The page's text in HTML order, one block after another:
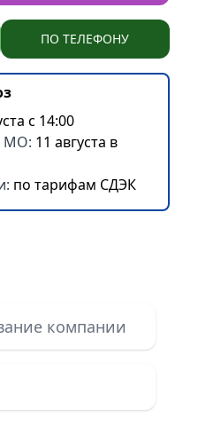
ПО ТЕЛЕФОНУ
с 14:00
МО: 11 августа в
по тарифам СДЭК